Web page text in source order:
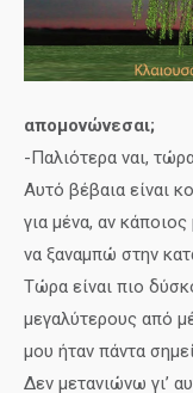
απομονώνεσαι;
-Παλιότερα ναι,
Αυτό βέβαια είναι
για μένα, αν
να ξαναμπώ στην
Τώρα είναι πιο
μεγαλύτερους από
μου ήταν πάντα
Δεν μετανιώνω γι’